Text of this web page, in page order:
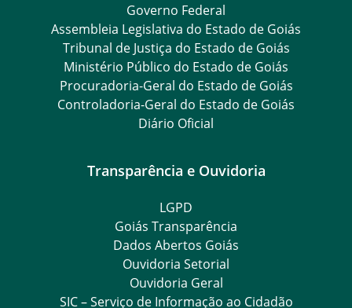
Governo Federal
Assembleia Legislativa do Estado de Goiás
Tribunal de Justiça do Estado de Goiás
Ministério Público do Estado de Goiás
Procuradoria-Geral do Estado de Goiás
Controladoria-Geral do Estado de Goiás
Diário Oficial
Transparência e Ouvidoria
LGPD
Goiás Transparência
Dados Abertos Goiás
Ouvidoria Setorial
Ouvidoria Geral
SIC – Serviço de Informação ao Cidadão